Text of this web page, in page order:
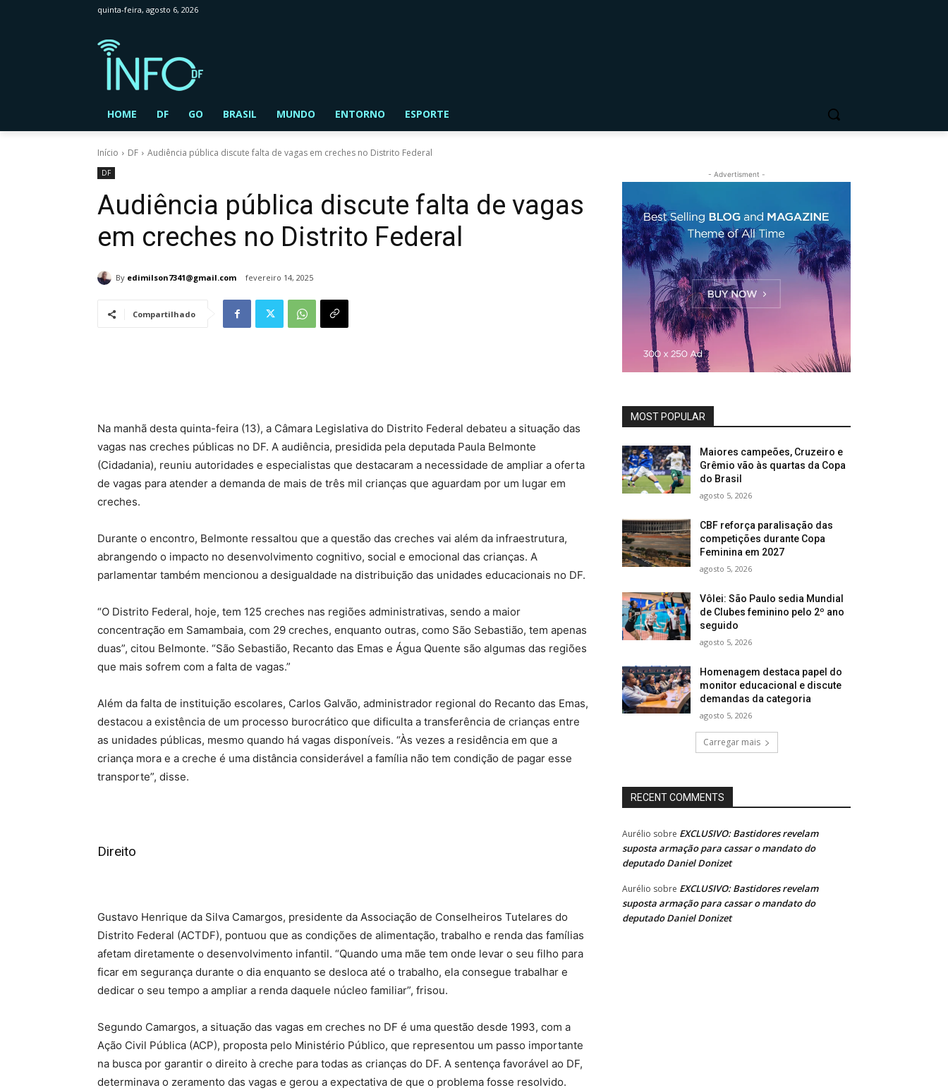
quinta-feira, agosto 6, 2026
HOME DF GO BRASIL MUNDO ENTORNO ESPORTE
Início DF Audiência pública discute falta de vagas em creches no Distrito Federal
DF
Audiência pública discute falta de vagas
em creches no Distrito Federal
By edimilson7341@gmail.com fevereiro 14, 2025
Compartilhado
Na manhã desta quinta-feira (13), a Câmara Legislativa do Distrito Federal debateu a situação das
vagas nas creches públicas no DF. A audiência, presidida pela deputada Paula Belmonte
(Cidadania), reuniu autoridades e especialistas que destacaram a necessidade de ampliar a oferta
de vagas para atender a demanda de mais de três mil crianças que aguardam por um lugar em
creches.
Durante o encontro, Belmonte ressaltou que a questão das creches vai além da infraestrutura,
abrangendo o impacto no desenvolvimento cognitivo, social e emocional das crianças. A
parlamentar também mencionou a desigualdade na distribuição das unidades educacionais no DF.
“O Distrito Federal, hoje, tem 125 creches nas regiões administrativas, sendo a maior
concentração em Samambaia, com 29 creches, enquanto outras, como São Sebastião, tem apenas
duas”, citou Belmonte. “São Sebastião, Recanto das Emas e Água Quente são algumas das regiões
que mais sofrem com a falta de vagas.”
Além da falta de instituição escolares, Carlos Galvão, administrador regional do Recanto das Emas,
destacou a existência de um processo burocrático que dificulta a transferência de crianças entre
as unidades públicas, mesmo quando há vagas disponíveis. “Às vezes a residência em que a
criança mora e a creche é uma distância considerável a família não tem condição de pagar esse
transporte”, disse.
Direito
Gustavo Henrique da Silva Camargos, presidente da Associação de Conselheiros Tutelares do
Distrito Federal (ACTDF), pontuou que as condições de alimentação, trabalho e renda das famílias
afetam diretamente o desenvolvimento infantil. “Quando uma mãe tem onde levar o seu filho para
ficar em segurança durante o dia enquanto se desloca até o trabalho, ela consegue trabalhar e
dedicar o seu tempo a ampliar a renda daquele núcleo familiar”, frisou.
Segundo Camargos, a situação das vagas em creches no DF é uma questão desde 1993, com a
Ação Civil Pública (ACP), proposta pelo Ministério Público, que representou um passo importante
na busca por garantir o direito à creche para todas as crianças do DF. A sentença favorável ao DF,
determinava o zeramento das vagas e gerou a expectativa de que o problema fosse resolvido.
- Advertisment -
MOST POPULAR
Maiores campeões, Cruzeiro e
Grêmio vão às quartas da Copa
do Brasil
agosto 5, 2026
CBF reforça paralisação das
competições durante Copa
Feminina em 2027
agosto 5, 2026
Vôlei: São Paulo sedia Mundial
de Clubes feminino pelo 2º ano
seguido
agosto 5, 2026
Homenagem destaca papel do
monitor educacional e discute
demandas da categoria
agosto 5, 2026
Carregar mais
RECENT COMMENTS
Aurélio sobre EXCLUSIVO: Bastidores revelam
suposta armação para cassar o mandato do
deputado Daniel Donizet
Aurélio sobre EXCLUSIVO: Bastidores revelam
suposta armação para cassar o mandato do
deputado Daniel Donizet